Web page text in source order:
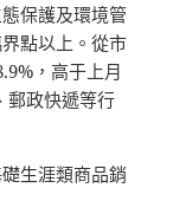
保護及環境管
點以上。從市
，高于上月
郵政快遞等行
生涯類商品銷